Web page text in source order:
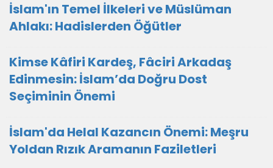
İslam'ın Temel İlkeleri ve Müslüman
Ahlakı: Hadislerden Öğütler
Kimse Kâfiri Kardeş, Fâciri Arkadaş
Edinmesin: İslam’da Doğru Dost
Seçiminin Önemi
İslam'da Helal Kazancın Önemi: Meşru
Yoldan Rızık Aramanın Faziletleri